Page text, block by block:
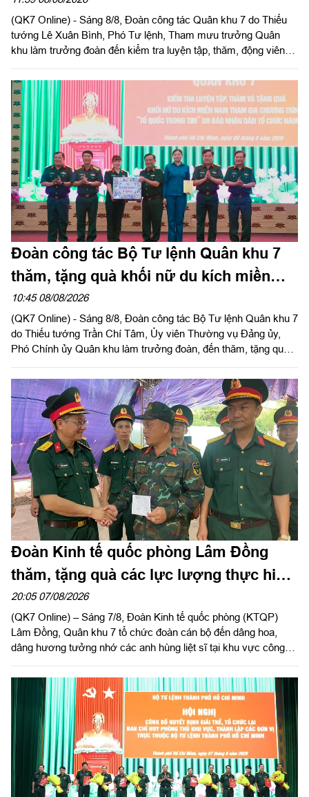
(QK7 Online) - Sáng 8/8, Đoàn công tác Quân khu 7 do Thiếu
tướng Lê Xuân Bình, Phó Tư lệnh, Tham mưu trưởng Quân
khu làm trưởng đoàn đến kiểm tra luyện tập, thăm, động viên
Nhân Dân tổ chức tại Sư đoàn 309 và Lữ đoàn 25.
Đoàn công tác Bộ Tư lệnh Quân khu 7
thăm, tặng quà khối nữ du kích miền
Nam tham gia chương trình "Tổ quốc
trong tim"
10:45 08/08/2026
(QK7 Online) - Sáng 8/8, Đoàn công tác Bộ Tư lệnh Quân khu 7
do Thiếu tướng Trần Chí Tâm, Ủy viên Thường vụ Đảng ủy,
Phó Chính ủy Quân khu làm trưởng đoàn, đến thăm, tặng quà
vụ chương trình "Tổ quốc trong tim" do báo Nhân dân tổ chức.
Đoàn Kinh tế quốc phòng Lâm Đồng
thăm, tặng quà các lực lượng thực hiện
nhiệm vụ tìm kiếm, quy tập hài cốt liệt sĩ
20:05 07/08/2026
(QK7 Online) – Sáng 7/8, Đoàn Kinh tế quốc phòng (KTQP)
Lâm Đồng, Quân khu 7 tổ chức đoàn cán bộ đến dâng hoa,
dâng hương tưởng nhớ các anh hùng liệt sĩ tại khu vực công
Đồng Nai do Thượng tá Đinh Nho Hùng, Đoàn trưởng Đoàn
KTQP Lâm Đồng làm trưởng đoàn.